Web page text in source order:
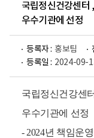
국립정신건강센터
우수기관에 선정
등록자 : 홍보팀
등록일 : 2024-09-
국립정신건강센
우수기관에 선정
- 2024년 책임운